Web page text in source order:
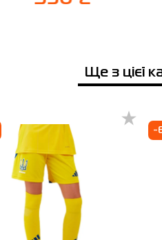
Ще з цієї
-